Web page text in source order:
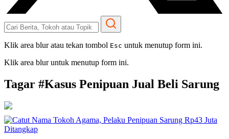
Klik area blur atau tekan tombol Esc untuk menutup form ini.
Klik area blur untuk menutup form ini.
Tagar #Kasus Penipuan Jual Beli Sarung